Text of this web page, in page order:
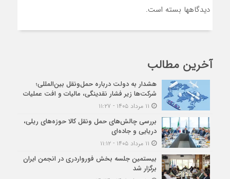
دیدگاهها بسته است.
آخرین مطالب
هشدار به دولت درباره حمل‌ونقل بین‌المللی؛
شرکت‌ها زیر فشار نقدینگی، مالیات و افت عملیات
بررسی چالش‌های حمل ونقل کالا حوزه‌های ریلی،
دریایی و جاده‌ای
بیستمین جلسه بخش فورواردری در انجمن ایران
برگزار شد